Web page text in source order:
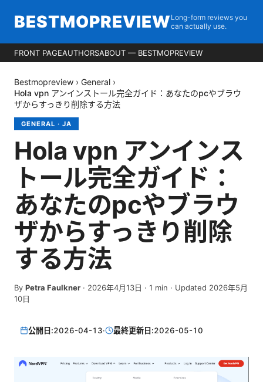
BESTMOPREVIEW Long-form reviews you
can actually use.
FRONT PAGEAUTHORSABOUT — BESTMOPREVIEW
Bestmopreview › General ›
Hola vpn アンインストール完全ガイド：あなたのpcやブラウ
ザからすっきり削除する方法
GENERAL · JA
Hola vpn アンインス
トール完全ガイド：
あなたのpcやブラウ
ザからすっきり削除
する方法
By Petra Faulkner · 2026年4月13日 · 1 min · Updated 2026年5月
10日
公開日:2026-04-13· 最終更新日:2026-05-10